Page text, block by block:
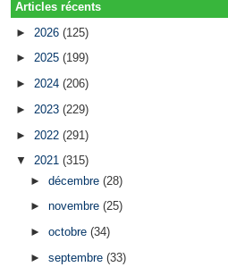
Articles récents
► 2026(125)
►2025(199)
►2024(206)
► 2023(229)
► 2022(291)
▼2021(315)
► décembre (28)
► novembre (25)
► octobre (34)
► septembre (33)